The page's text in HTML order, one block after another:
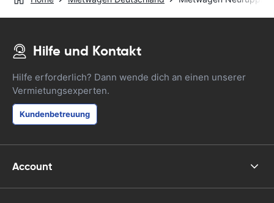
Hilfe und Kontakt
Hilfe erforderlich? Dann wende dich an einen unserer
Vermietungsexperten.
Kundenbetreuung
Account